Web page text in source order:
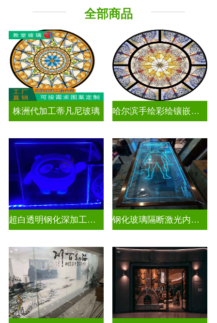
全部商品
株洲代加工蒂凡尼玻璃 哈尔滨手绘彩绘镶嵌玻璃
超白透明钢化深加工激光内雕发光艺术玻璃 钢化玻璃隔断激光内雕精雕